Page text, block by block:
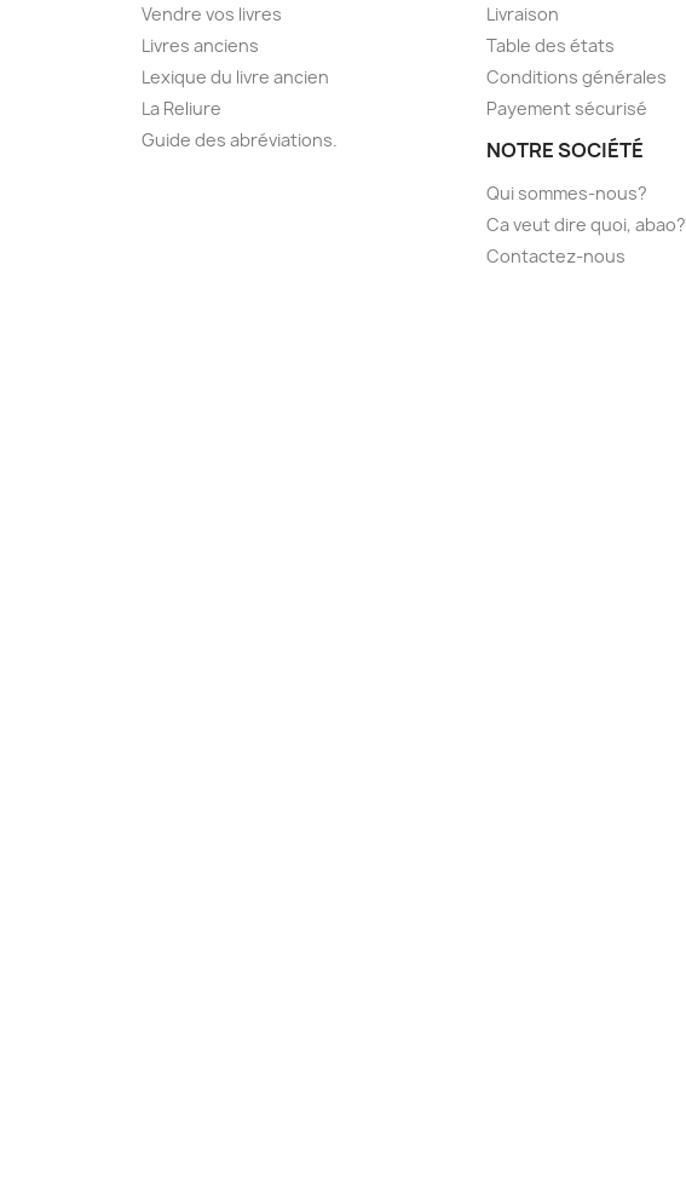
Vendre vos livres
Livres anciens
Lexique du livre ancien
La Reliure
Guide des abréviations.
Livraison
Table des états
Conditions générales
Payement sécurisé
NOTRE SOCIÉTÉ
Qui sommes-nous?
Ca veut dire quoi, abao?
Contactez-nous